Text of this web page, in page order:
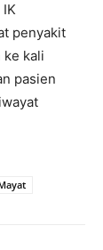
penyakit
ke kali
pasien